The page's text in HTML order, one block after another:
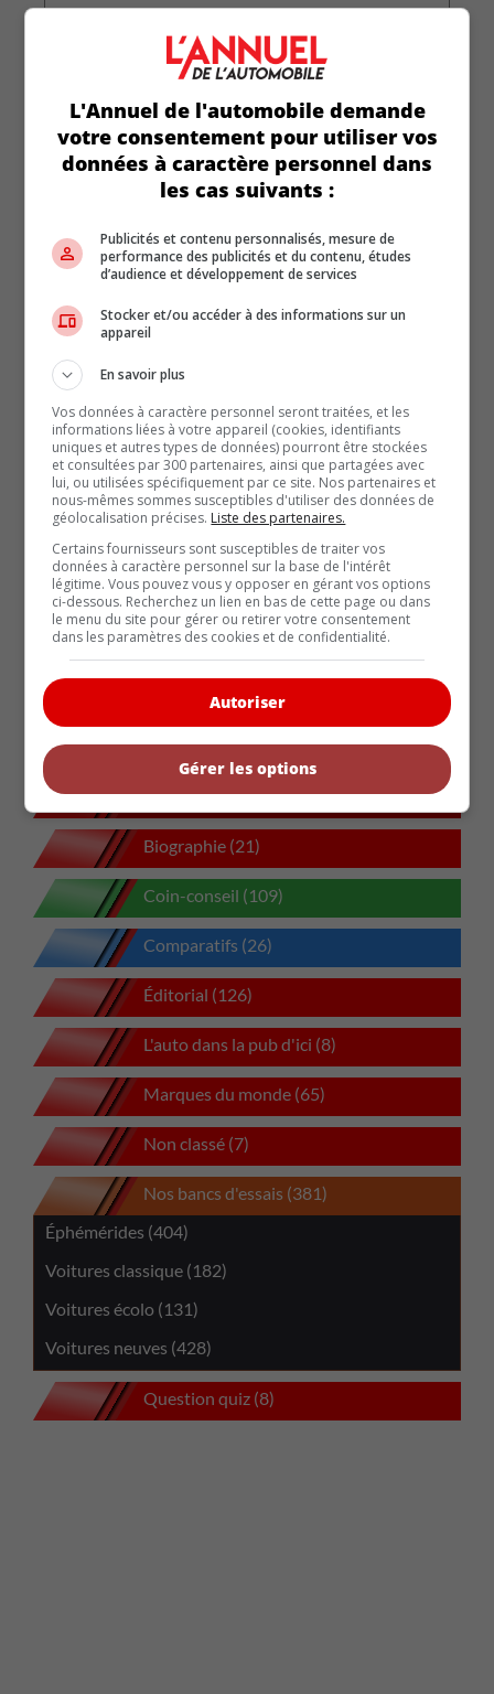
ARTICLES RÉCENTS
Les contenants d’aérosol
Les contenants d’aérosol
Les contenants d’aérosol
La Chevrolet Camaro reviendra en 2029 avec 4 portes
Actualités (5867)
Biographie (21)
Coin-conseil (109)
Comparatifs (26)
Éditorial (126)
L'auto dans la pub d'ici (8)
Marques du monde (65)
Non classé (7)
Nos bancs d'essais (381)
Éphémérides (404)
Voitures classique (182)
Voitures écolo (131)
Voitures neuves (428)
Question quiz (8)
Le noir est à l’honneur chez Hyundai. Après avoir
lancé la version Nuit du Tucson [...]
L'Annuel de l'automobile demande
votre consentement pour utiliser vos
données à caractère personnel dans
les cas suivants :
Publicités et contenu personnalisés, mesure de
performance des publicités et du contenu, études
d’audience et développement de services
Stocker et/ou accéder à des informations sur un
appareil
En savoir plus
Vos données à caractère personnel seront traitées, et les
informations liées à votre appareil (cookies, identifiants
uniques et autres types de données) pourront être stockées
et consultées par 300 partenaires, ainsi que partagées avec
lui, ou utilisées spécifiquement par ce site. Nos partenaires et
nous-mêmes sommes susceptibles d'utiliser des données de
géolocalisation précises. Liste des partenaires.
Certains fournisseurs sont susceptibles de traiter vos
données à caractère personnel sur la base de l'intérêt
légitime. Vous pouvez vous y opposer en gérant vos options
ci-dessous. Recherchez un lien en bas de cette page ou dans
le menu du site pour gérer ou retirer votre consentement
dans les paramètres des cookies et de confidentialité.
Autoriser
Gérer les options